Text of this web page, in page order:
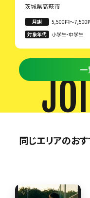
茨城県高萩市
月謝
5,500円〜7,500
対象年代
小学生・中学生
一
同じエリアのおす